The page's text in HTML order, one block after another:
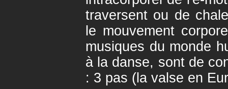
traversent ou de
le mouvement
musiques du monde
à la danse, sont de
: 3 pas (la valse en